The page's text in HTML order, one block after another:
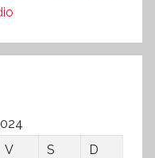
V S
D